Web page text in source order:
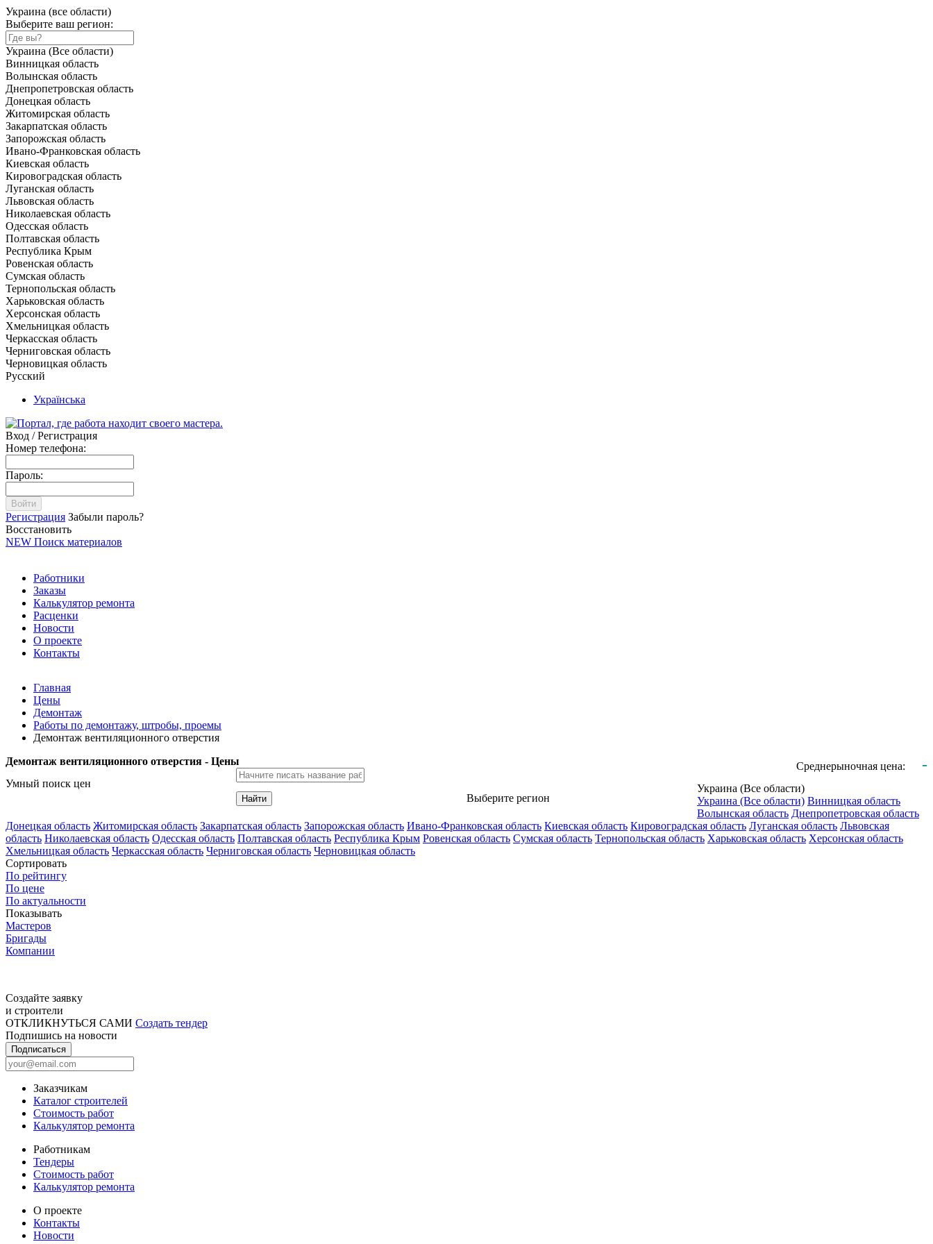
Украина (все области)
Выберите ваш регион:
Украина (Все области)
Винницкая область
Волынская область
Днепропетровская область
Донецкая область
Житомирская область
Закарпатская область
Запорожская область
Ивано-Франковская область
Киевская область
Кировоградская область
Луганская область
Львовская область
Николаевская область
Одесская область
Полтавская область
Республика Крым
Ровенская область
Сумская область
Тернопольская область
Харьковская область
Херсонская область
Хмельницкая область
Черкасская область
Черниговская область
Черновицкая область
Русский
Українська
Вход / Регистрация
Номер телефона:
Пароль:
Войти
Регистрация Забыли пароль?
Восстановить
NEW Поиск материалов
Работники
Заказы
Калькулятор ремонта
Расценки
Новости
О проекте
Контакты
Главная
Цены
Демонтаж
Работы по демонтажу, штробы, проемы
Демонтаж вентиляционного отверстия
Демонтаж вентиляционного отверстия - Цены
Среднерыночная цена: -
Умный поиск цен
Найти Выберите регион
Украина (Все области)
Украина (Все области) Винницкая область
Волынская область Днепропетровская область
Донецкая область Житомирская область Закарпатская область Запорожская область Ивано-Франковская область Киевская область Кировоградская область Луганская область Львовская
область Николаевская область Одесская область Полтавская область Республика Крым Ровенская область Сумская область Тернопольская область Харьковская область Херсонская область
Хмельницкая область Черкасская область Черниговская область Черновицкая область
Сортировать
По рейтингу
По цене
По актуальности
Показывать
Мастеров
Бригады
Компании
Создайте заявку
и строители
ОТКЛИКНУТЬСЯ САМИ Создать тендер
Подпишись на новости
Подписаться
Заказчикам
Каталог строителей
Стоимость работ
Калькулятор ремонта
Работникам
Тендеры
Стоимость работ
Калькулятор ремонта
О проекте
Контакты
Новости